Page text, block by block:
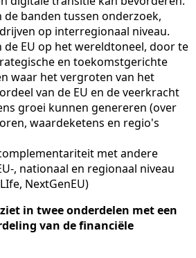
de banden tussen onderzoek,
op interregionaal niveau.
de EU op het wereldtoneel, door te
en toekomstgerichte
waar het vergroten van het
van de EU en de veerkracht
groei kunnen genereren (over
waardeketens en regio's
met andere
, nationaal en regionaal niveau
NextGenEU)
in twee onderdelen met een
van de financiële